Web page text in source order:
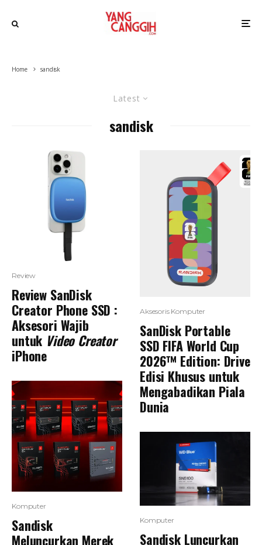
Home sandisk
Latest
sandisk
Review
Review SanDisk
Creator Phone SSD :
Aksesori Wajib
untuk Video Creator
iPhone
Komputer
Sandisk
Meluncurkan Merek
Aksesoris Komputer
SanDisk Portable
SSD FIFA World Cup
2026™ Edition: Drive
Edisi Khusus untuk
Mengabadikan Piala
Dunia
Komputer
Sandisk Luncurkan